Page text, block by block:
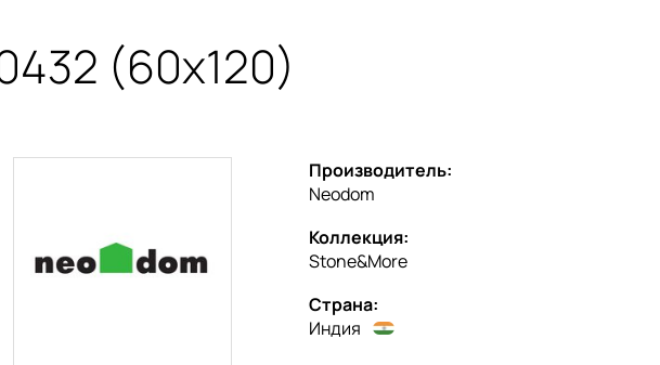
(60x120)
Производитель:
Neodom
Коллекция:
Stone&More
Страна:
Индия